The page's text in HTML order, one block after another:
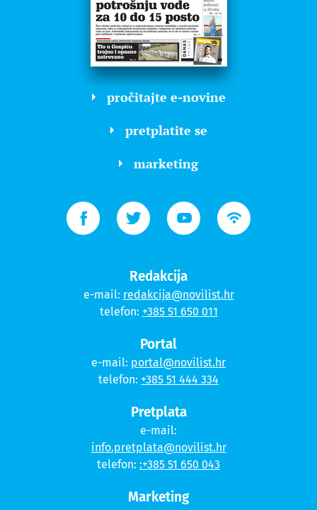
pročitajte e-novine
pretplatite se
marketing
Redakcija
e-mail: redakcija@novilist.hr
telefon: +385 51 650 011
Portal
e-mail: portal@novilist.hr
telefon: +385 51 444 334
Pretplata
e-mail:
info.pretplata@novilist.hr
telefon: :+385 51 650 043
Marketing